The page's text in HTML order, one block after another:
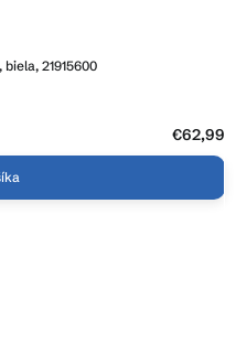
21915600
€62,99